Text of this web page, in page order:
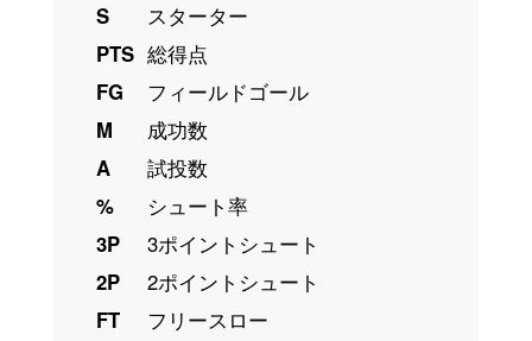
S
スターター
PTS 総得点
FG
フィールドゴール
M
成功数
A
試投数
%
シュート率
3P
3ポイントシュート
2P
2ポイントシュート
FT
フリースロー